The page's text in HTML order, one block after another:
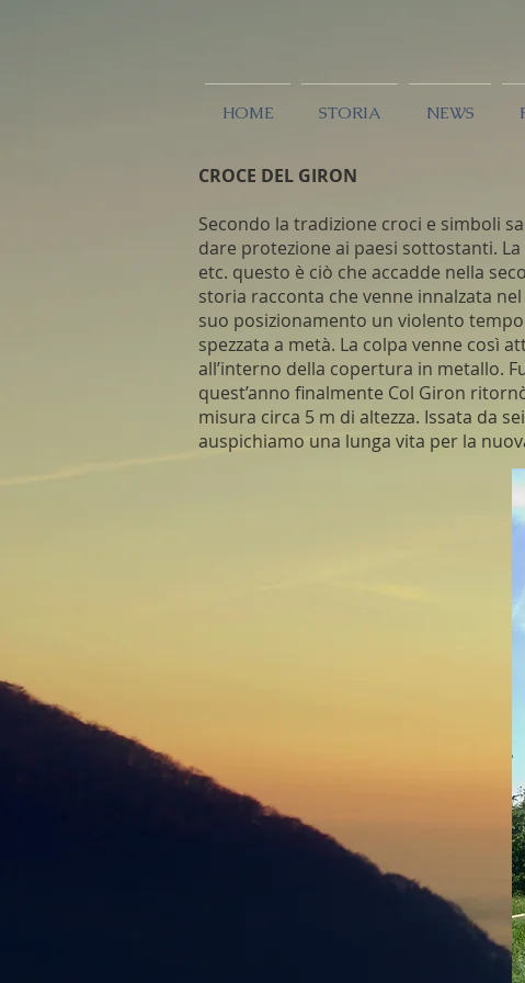
HOME STORIA NEWS
CROCE DEL GIRON
Secondo la tradizione croci e simboli
dare protezione ai paesi sottostanti.
etc. questo è ciò che accadde nella
storia racconta che venne innalzata
suo posizionamento un violento
spezzata a metà. La colpa venne così
all’interno della copertura in metallo.
quest’anno finalmente Col Giron
misura circa 5 m di altezza. Issata da
auspichiamo una lunga vita per la